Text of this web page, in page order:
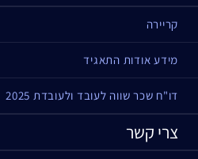
קריירה
מידע אודות התאגיד
דו"ח שכר שווה לעובד ולעובדת 2025
צרי קשר